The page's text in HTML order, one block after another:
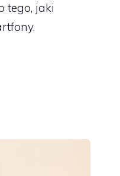
tego, jaki